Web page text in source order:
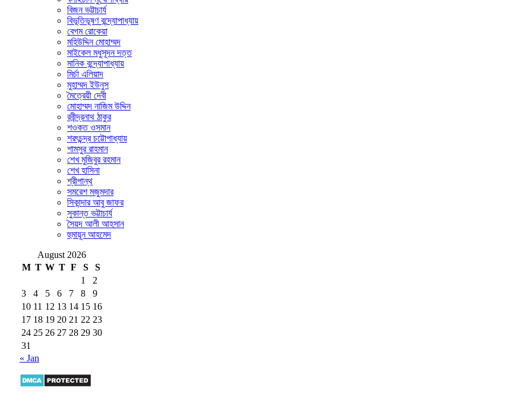
বিজন ভট্টাচার্য
বিভূতিভূষণ বন্দ্যোপাধ্যায়
বেগম রোকেয়া
মহিউদ্দিন মোহাম্মদ
মাইকেল মধুসূদন দত্ত
মানিক বন্দ্যোপাধ্যায়
মির্চা এলিয়াদ
মুহাম্মদ ইউনুস
মৈত্রেয়ী দেবী
মোহাম্মদ নাজিম উদ্দিন
রবীন্দ্রনাথ ঠাকুর
শওকত ওসমান
শরৎচন্দ্র চট্টোপাধ্যায়
শামসুর রাহমান
শেখ মুজিবুর রহমান
শেখ হাসিনা
শ্রীপান্থ
সমরেশ মজুমদার
সিকান্দার আবু জাফর
সুকান্ত ভট্টাচার্য
সৈয়দ আলী আহসান
হুমায়ূন আহমেদ
August 2026
M T W T F S
S
1
2
3
4 5 6 7 8
9
10 11 12 13 14 15 16
17 18 19 20 21 22 23
24 25 26 27 28 29 30
31
« Jan